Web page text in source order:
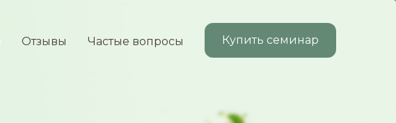
Отзывы Частые вопросы Купить семинар